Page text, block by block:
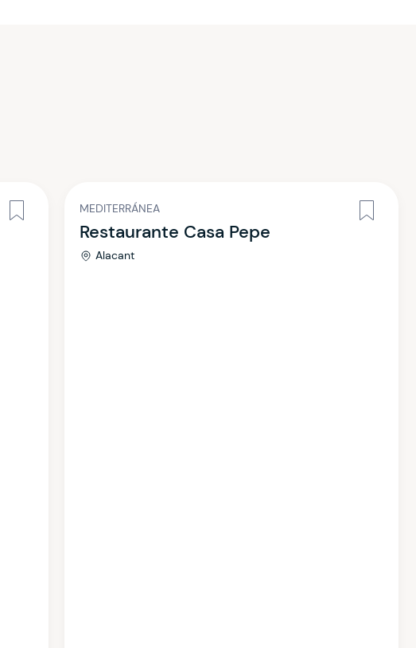
MEDITERRÁNEA
Restaurante Casa Pepe
Alacant